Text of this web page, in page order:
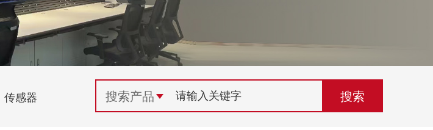
包装机械行业
纺织机械行业
视频中心
电气百科
常见问题
技术支持
荣誉资质
组织机构
联系欣灵
传感器